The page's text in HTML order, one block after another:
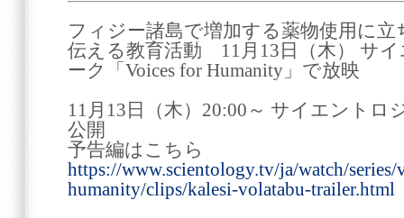
フィジー諸島で増加する薬物使用に
伝える教育活動 11月13日（木） サ
ーク「Voices for Humanity」で放映
11月13日（木）20:00～ サイエントロ
公開
予告編はこちら
https://www.scientology.tv/ja/watch/series/
humanity/clips/kalesi-volatabu-trailer.html